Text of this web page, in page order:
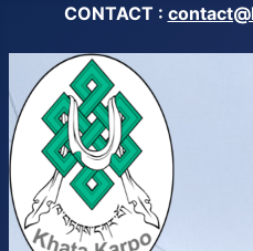
CONTACT :